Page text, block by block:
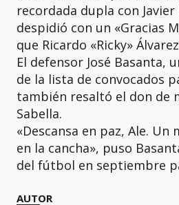
recordada dupla con
despidió con un «Gracias
que Ricardo «Ricky»
El defensor José Basanta,
de la lista de convocados
también resaltó el don de
Sabella.
«Descansa en paz, Ale. Un
en la cancha», puso
del fútbol en septiembre
AUTOR